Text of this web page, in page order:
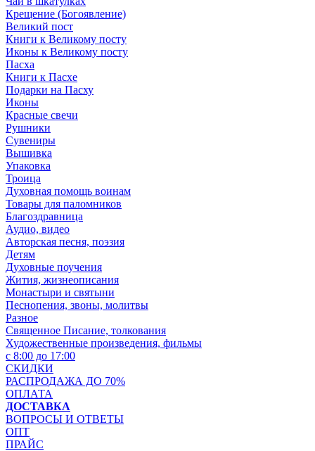
Крещение (Богоявление)
Великий пост
Книги к Великому посту
Иконы к Великому посту
Пасха
Книги к Пасхе
Подарки на Пасху
Иконы
Красные свечи
Рушники
Сувениры
Вышивка
Упаковка
Троица
Духовная помощь воинам
Товары для паломников
Благоздравница
Аудио, видео
Авторская песня, поэзия
Детям
Духовные поучения
Жития, жизнеописания
Монастыри и святыни
Песнопения, звоны, молитвы
Разное
Священное Писание, толкования
Художественные произведения, фильмы
с 8:00 до 17:00
СКИДКИ
РАСПРОДАЖА ДО 70%
ОПЛАТА
ДОСТАВКА
ВОПРОСЫ И ОТВЕТЫ
ОПТ
ПРАЙС